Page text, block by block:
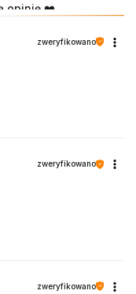
opinię ❤️
z wadą
poważnie
oraz
Dziękujemy za
zakupy będą
zweryfikowano
zweryfikowano
zweryfikowano